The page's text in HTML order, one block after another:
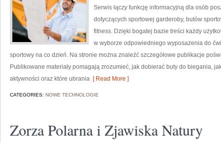
Serwis łączy funkcję informacyjną dla osób
dotyczących sportowej garderoby, butów
fitness. Dzięki bogatej bazie treści każdy
w wyborze odpowiedniego wyposażenia do
sportowy na co dzień. Na stronie można znaleźć szczegółowe publikacje
Publikowane materiały pomagają zrozumieć, jak dobierać buty do biegania,
aktywności oraz które ubrania [ Read More ]
CATEGORIES: NOWE TECHNOLOGIE
Zorza Polarna i Zjawiska Natury